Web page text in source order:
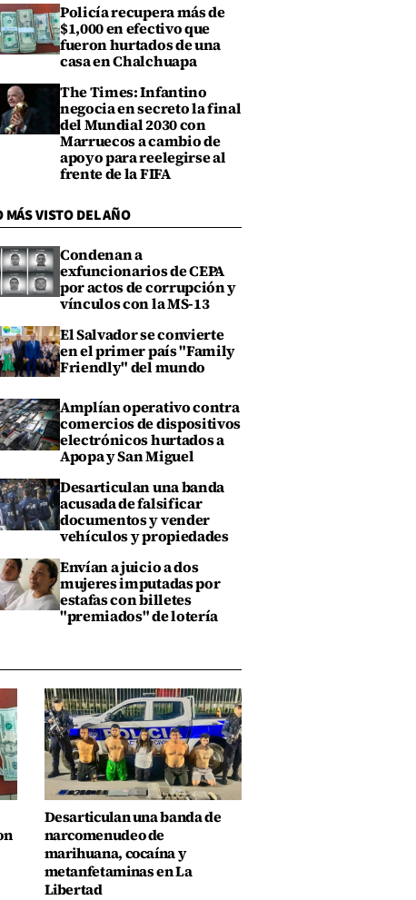
Policía recupera más de
$1,000 en efectivo que
fueron hurtados de una
casa en Chalchuapa
The Times: Infantino
negocia en secreto la final
del Mundial 2030 con
Marruecos a cambio de
apoyo para reelegirse al
frente de la FIFA
MÁS VISTO DEL AÑO
Condenan a
exfuncionarios de CEPA
por actos de corrupción y
vínculos con la MS-13
El Salvador se convierte
en el primer país "Family
Friendly" del mundo
Amplían operativo contra
comercios de dispositivos
electrónicos hurtados a
Apopa y San Miguel
Desarticulan una banda
acusada de falsificar
documentos y vender
vehículos y propiedades
Envían a juicio a dos
mujeres imputadas por
estafas con billetes
"premiados" de lotería
Desarticulan una banda de
narcomenudeo de
marihuana, cocaína y
metanfetaminas en La
Libertad